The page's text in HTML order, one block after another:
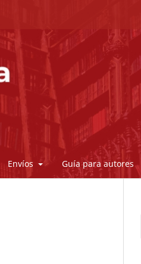
Envíos Guía para autores